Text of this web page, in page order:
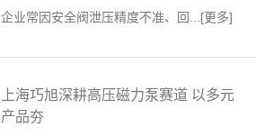
企业常因安全阀泄压精度不准、回...[更多]
上海巧旭深耕高压磁力泵赛道 以多元
产品夯